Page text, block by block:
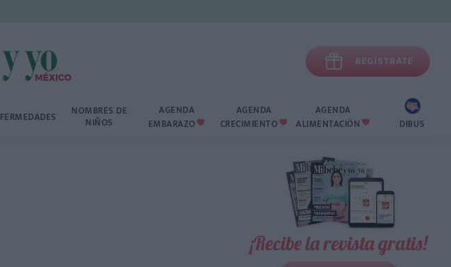
 REGÍSTRATE
NOMBRES DE
NIÑOS
AGENDA
EMBARAZO 
AGENDA
CRECIMIENTO 
AGENDA
ALIMENTACIÓN  DIBUS
¡Recibe la revista gratis!